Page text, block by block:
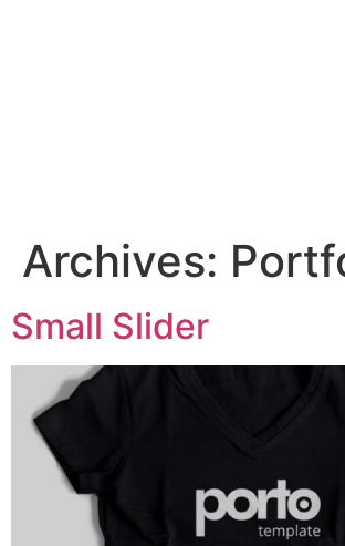
Archives:
Small Slider